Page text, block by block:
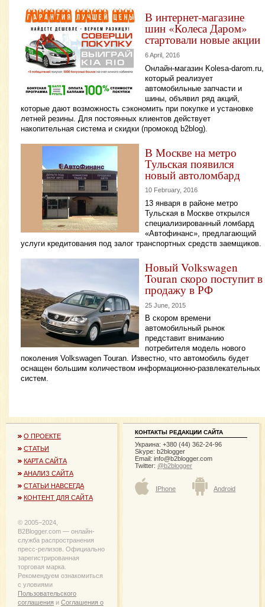
В интернет-магазине
шин «Колеса Даром»
стартовали новые акции
6 April, 2016
Онлайн-магазин Kolesa-darom.ru,
который реализует
автомобильные запчасти и
шины, объявил ряд акций,
которые дают возможность сэкономить при покупке и установке
летней резины. Для постоянных клиентов действует
накопительная система и скидки (промокод b2blog).
В Москве на метро
Тульская появился
новый автоломбард
10 February, 2016
13 января в районе метро
Тульская в Москве открылся
специализированный ломбард
«Автофинанс», предлагающий
услуги кредитования под залог транспортных средств заемщиков.
Новый Volkswagen
Touran скоро поступит в
продажу в РФ
25 June, 2015
В скором времени
автомобильный рынок
представит вниманию
потребителя модель нового
поколения Volkswagen Touran. Известно, что автомобиль будет
оснащен большим количеством информационно-развлекательных
систем.
О ПРОЕКТЕ
СТАТЬИ
КАРТА САЙТА
АНАЛИЗ САЙТА
СТАТЬИ НАВСЕГДА
КОНТЕНТ ДЛЯ САЙТА
© 2005−2024,
B2Blogger.com — онлайн-
служба распространения
пресс-релизов. Официально
зарегистрированная
торговая марка.
Рекомендуем ознакомиться
с уловиями
Пользовательского
соглашения и Соглашения о
КОНТАКТЫ РЕДАКЦИИ САЙТА
Украина: +380 (44) 362-24-96
Skype: b2blogger
Email: info@b2blogger.com
Twitter: @b2blogger
IPhone Android